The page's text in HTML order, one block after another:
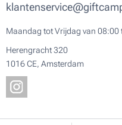
Maandag tot Vrijdag van 08:00
Herengracht 320
1016 CE, Amsterdam